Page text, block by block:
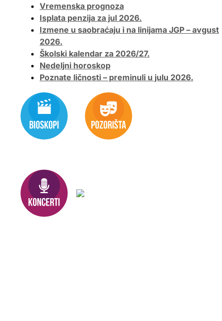
Vremenska prognoza
Isplata penzija za jul 2026.
Izmene u saobraćaju i na linijama JGP – avgust
2026.
Školski kalendar za 2026/27.
Nedeljni horoskop
Poznate ličnosti – preminuli u julu 2026.